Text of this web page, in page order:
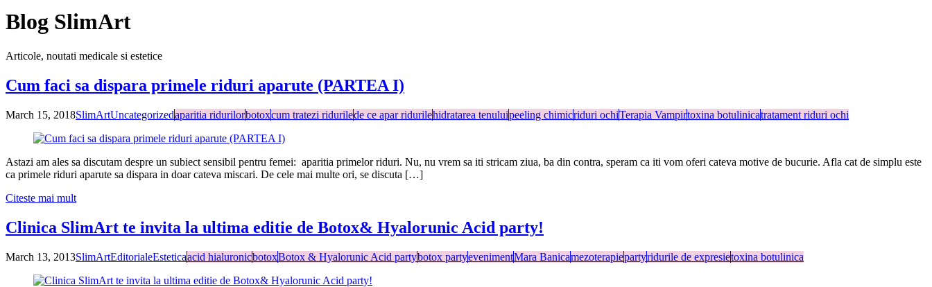
Blog SlimArt
Articole, noutati medicale si estetice
Cum faci sa dispara primele riduri aparute (PARTEA I)
March 15, 2018SlimArtUncategorizedaparitia ridurilorbotoxcum tratezi ridurilede ce apar ridurilehidratarea tenuluipeeling chimicriduri ochiTerapia Vampirtoxina botulinicatratament riduri ochi
Astazi am ales sa discutam despre un subiect sensibil pentru femei: aparitia primelor riduri. Nu, nu vrem sa iti stricam ziua, ba din contra, speram ca iti vom oferi cateva motive de bucurie. Afla cat de simplu este
ca primele riduri aparute sa dispara in doar cateva miscari. De cele mai multe ori, se discuta […]
Citeste mai mult
Clinica SlimArt te invita la ultima editie de Botox& Hyalorunic Acid party!
March 13, 2013SlimArtEditorialeEsteticaacid hialuronicbotoxBotox & Hyalorunic Acid partybotox partyevenimentMara Banicamezoterapiepartyridurile de expresietoxina botulinica